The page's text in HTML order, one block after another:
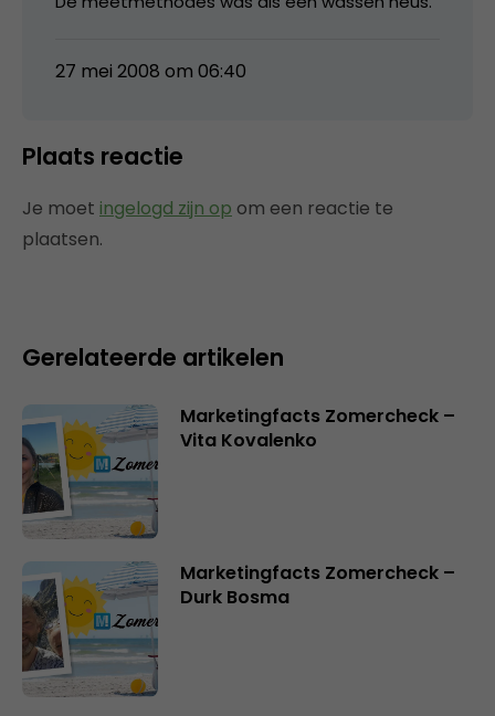
27 mei 2008 om 06:40
Plaats reactie
Je moet ingelogd zijn op om een reactie te
plaatsen.
Gerelateerde artikelen
Marketingfacts Zomercheck –
Vita Kovalenko
Marketingfacts Zomercheck –
Durk Bosma